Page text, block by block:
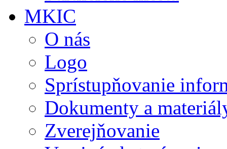
MKIC
O nás
Logo
Sprístupňovanie
Dokumenty a
Zverejňovanie